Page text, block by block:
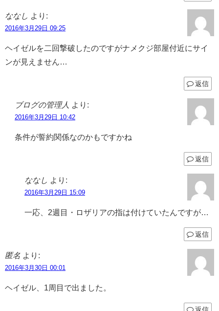
ななし より:
2016年3月29日 09:25
ヘイゼルを二回撃破したのですがナメクジ部屋付近にサイ
ンが見えません…
返信
ブログの管理人 より:
2016年3月29日 10:42
条件が誓約関係なのかもですかね
返信
ななし より:
2016年3月29日 15:09
一応、2週目・ロザリアの指は付けていたんですが…
返信
匿名 より:
2016年3月30日 00:01
ヘイゼル、1周目で出ました。